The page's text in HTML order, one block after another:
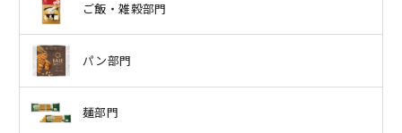
ご飯・雑穀部門
パン部門
麺部門